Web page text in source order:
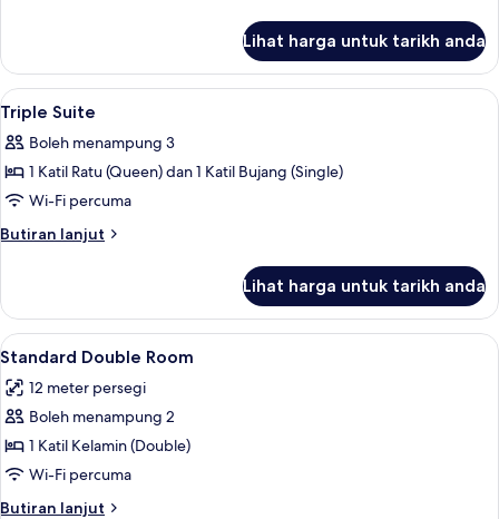
Double
Room
Lihat harga untuk tarikh anda
Lihat
semua
foto
untuk
Triple
Suite
Seterika/papan seterika, Wi-fi
1
Triple Suite
Boleh menampung 3
1 Katil Ratu (Queen) dan 1 Katil Bujang (Single)
Wi-Fi percuma
Butiran lanjut
Butiran
Suite
Lihat harga untuk tarikh anda
Lihat
semua
foto
untuk
Standard
Double
Room
Standard Double Room | Seterika/
4
Standard Double Room
12 meter persegi
Boleh menampung 2
1 Katil Kelamin (Double)
Wi-Fi percuma
Butiran lanjut
Butiran